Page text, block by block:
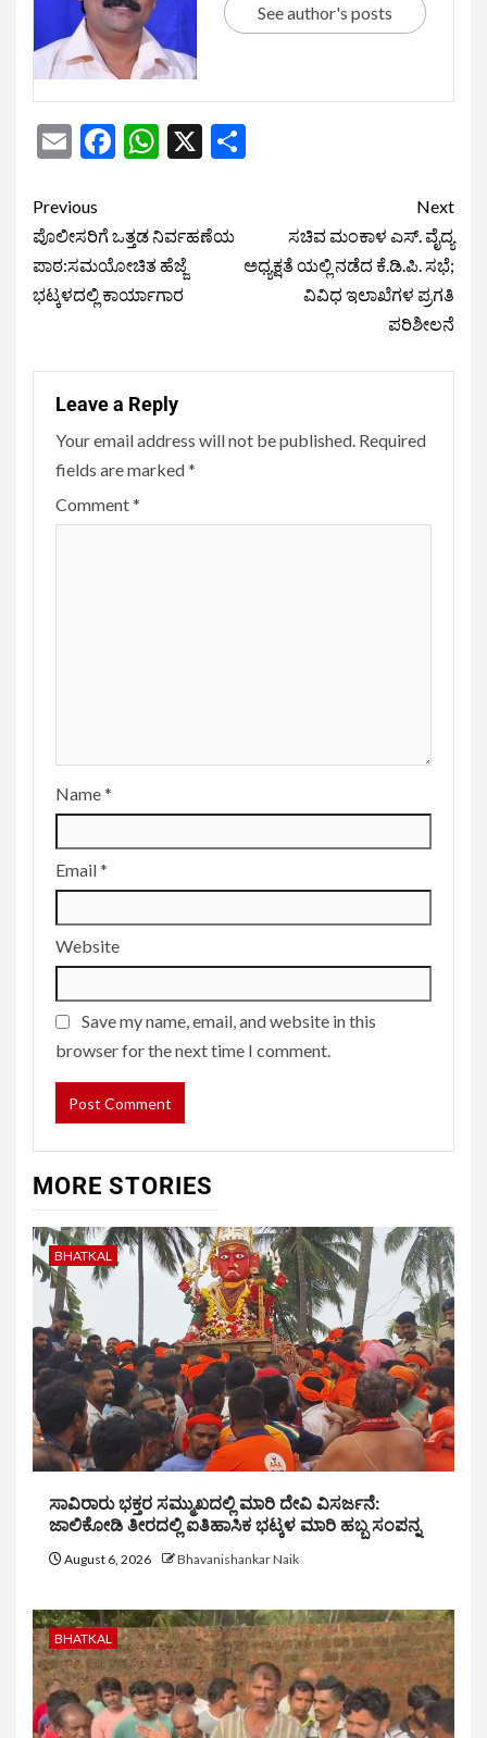
See author's posts
EmailFacebook
WhatsApp
X
Previous
ಪೊಲೀಸರಿಗೆ ಒತ್ತಡ ನಿರ್ವಹಣೆಯ
ಪಾಠ:ಸಮಯೋಚಿತ ಹೆಜ್ಜೆ
ಭಟ್ಕಳದಲ್ಲಿ ಕಾರ್ಯಾಗಾರ
Next
ಸಚಿವ ಮಂಕಾಳ ಎಸ್. ವೈದ್ಯ
ಅಧ್ಯಕ್ಷತೆ ಯಲ್ಲಿ ನಡೆದ ಕೆ.ಡಿ.ಪಿ. ಸಭೆ;
ವಿವಿಧ ಇಲಾಖೆಗಳ ಪ್ರಗತಿ
ಪರಿಶೀಲನೆ
Leave a Reply
Your email address will not be published. Required
fields are marked*
Comment*
Name*
Email*
Website
Save my name, email, and website in this
browser for the next time I comment.
MORE STORIES
BHATKAL
ಸಾವಿರಾರು ಭಕ್ತರ ಸಮ್ಮುಖದಲ್ಲಿ ಮಾರಿ ದೇವಿ ವಿಸರ್ಜನೆ:
ಜಾಲಿಕೋಡಿ ತೀರದಲ್ಲಿ ಐತಿಹಾಸಿಕ ಭಟ್ಕಳ ಮಾರಿ ಹಬ್ಬ ಸಂಪನ್ನ
August 6, 2026 Bhavanishankar Naik
BHATKAL